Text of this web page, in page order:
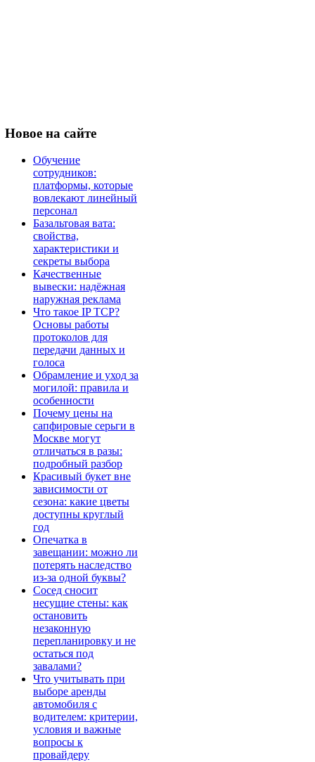
Новое на сайте
Обучение
сотрудников:
платформы, которые
вовлекают линейный
персонал
Базальтовая вата:
свойства,
характеристики и
секреты выбора
Качественные
вывески: надёжная
наружная реклама
Что такое IP TCP?
Основы работы
протоколов для
передачи данных и
голоса
Обрамление и уход за
могилой: правила и
особенности
Почему цены на
сапфировые серьги в
Москве могут
отличаться в разы:
подробный разбор
Красивый букет вне
зависимости от
сезона: какие цветы
доступны круглый
год
Опечатка в
завещании: можно ли
потерять наследство
из-за одной буквы?
Сосед сносит
несущие стены: как
остановить
незаконную
перепланировку и не
остаться под
завалами?
Что учитывать при
выборе аренды
автомобиля с
водителем: критерии,
условия и важные
вопросы к
провайдеру